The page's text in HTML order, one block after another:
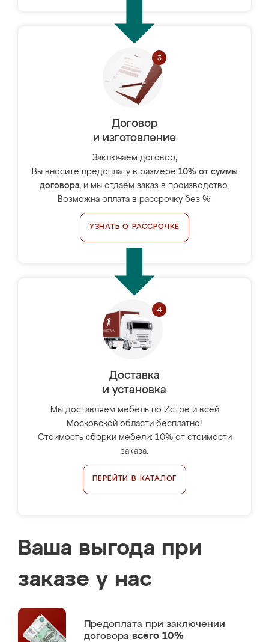
Договор
и изготовление
Заключаем договор,
Вы вносите предоплату в размере 10% от суммы
договора, и мы отдаём заказ в производство.
Возможна оплата в рассрочку без %.
УЗНАТЬ О РАССРОЧКЕ
Доставка
и установка
Мы доставляем мебель по Истре и всей
Московской области бесплатно!
Стоимость сборки мебели: 10% от стоимости
заказа.
ПЕРЕЙТИ В КАТАЛОГ
Ваша выгода при
заказе у нас
Предоплата при заключении
договора всего 10%